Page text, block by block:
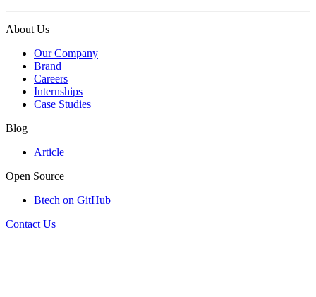
About Us
Our Company
Brand
Careers
Internships
Case Studies
Blog
Article
Open Source
Btech on GitHub
Contact Us